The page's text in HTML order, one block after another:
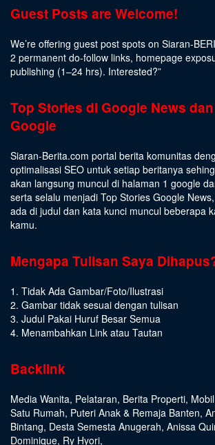
Guest Posts are Welcome!
We’re offering guest post spots on Siaran-
2 permanent do-follow links, homepage
publishing (1–24 hrs). Interested?”
Top Stories di Google News
Google
Siaran-Berita.com portal berita komunitas
optimalisasi SEO untuk setiap beritanya
akan langsung muncul di halaman 1 google
serta selalu menjadi Top Stories Google
ada di judul dan kata kunci muncul beberapa
kamu.
Mengapa Tulisan Saya
1. Tidak Ada Gambar/Foto/Ilustrasi
2. Gambar tidak sesuai dengan tulisan
3. Judul Pakai Huruf Besar Semua
4. Menambahkan Link atau Tautan
Backlink
Media Wanita, Pelataran, Berita Properti,
Satu Rumah, Puteri Anak & Remaja Banten,
Bintang, Desta Semesta Anugerah, Anissa
Dominique, Ry Hyori,